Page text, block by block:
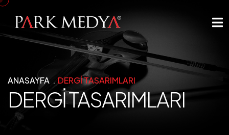
ANASAYFA DERGİ TASARIMLARI
DERGİ TASARIMLARI